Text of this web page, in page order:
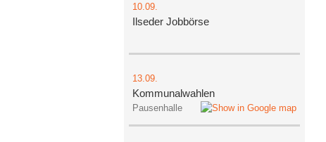
10.09.
Ilseder Jobbörse
13.09.
Kommunalwahlen
Pausenhalle